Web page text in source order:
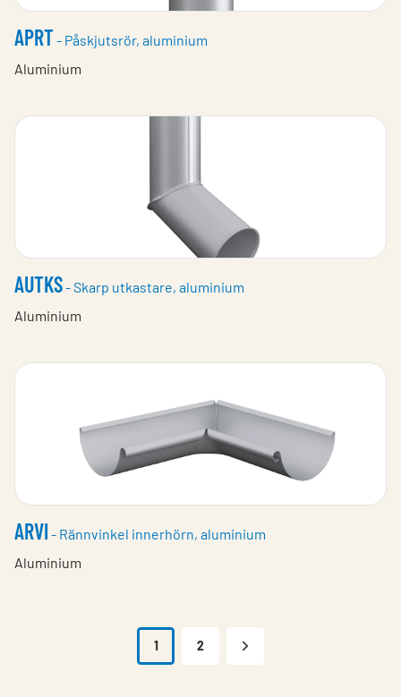
APRT- Påskjutsrör, aluminium
Aluminium
AUTKS- Skarp utkastare, aluminium
Aluminium
ARVI - Rännvinkel innerhörn, aluminium
Aluminium
1 2